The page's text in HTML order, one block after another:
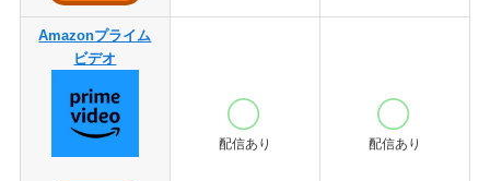
Amazonプライム
ビデオ
配信あり 配信あり